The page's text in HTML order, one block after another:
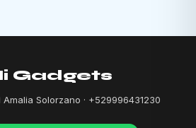
Gadgets
Amalia Solorzano · +529996431230